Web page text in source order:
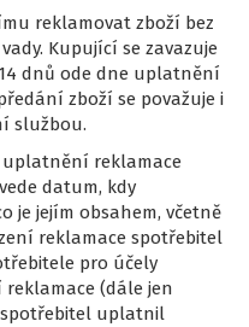
reklamovat zboží bez
Kupující se zavazuje
dnů ode dne uplatnění
zboží se považuje i
službou.
uplatnění reklamace
datum, kdy
je jejím obsahem, včetně
reklamace spotřebitel
pro účely
(dále jen
spotřebitel uplatnil